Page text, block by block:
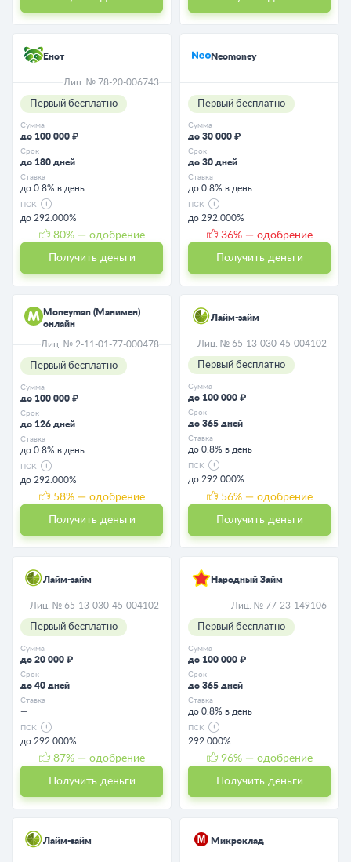
Енот
Лиц. № 78-20-006743
Первый бесплатно
Сумма
до 100 000 ₽
Срок
до 180 дней
Ставка
до 0.8% в день
ПСК
до 292.000%
80% — одобрение
Получить деньги
Neomoney
Первый бесплатно
Сумма
до 30 000 ₽
Срок
до 30 дней
Ставка
до 0.8% в день
ПСК
до 292.000%
36% — одобрение
Получить деньги
Moneyman (Манимен)
онлайн
Лиц. № 2-11-01-77-000478
Первый бесплатно
Сумма
до 100 000 ₽
Срок
до 126 дней
Ставка
до 0.8% в день
ПСК
до 292.000%
58% — одобрение
Получить деньги
Лайм-займ
Лиц. № 65-13-030-45-004102
Первый бесплатно
Сумма
до 100 000 ₽
Срок
до 365 дней
Ставка
до 0.8% в день
ПСК
до 292.000%
56% — одобрение
Получить деньги
Лайм-займ
Лиц. № 65-13-030-45-004102
Первый бесплатно
Сумма
до 20 000 ₽
Срок
до 40 дней
Ставка
—
ПСК
до 292.000%
87% — одобрение
Получить деньги
Народный Займ
Лиц. № 77-23-149106
Первый бесплатно
Сумма
до 100 000 ₽
Срок
до 365 дней
Ставка
до 0.8% в день
ПСК
292.000%
96% — одобрение
Получить деньги
Лайм-займ Микроклад